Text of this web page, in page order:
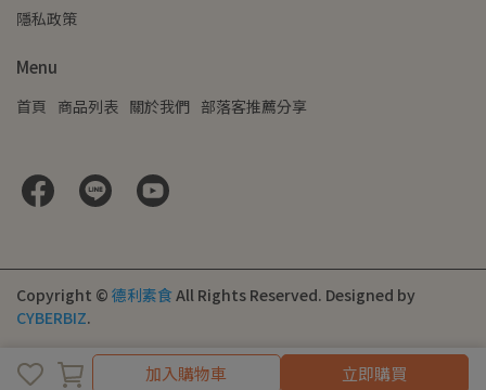
加入購物車 立即購買
隱私政策
Menu
首頁 商品列表 關於我們 部落客推薦分享
Copyright © 德利素食All Rights Reserved. Designed by
CYBERBIZ.